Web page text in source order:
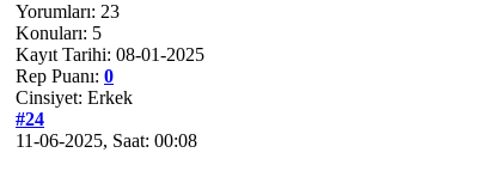
Yorumları: 23
Konuları: 5
Kayıt Tarihi: 08-01-2025
Rep Puanı: 0
Cinsiyet: Erkek
#24
11-06-2025, Saat: 00:08